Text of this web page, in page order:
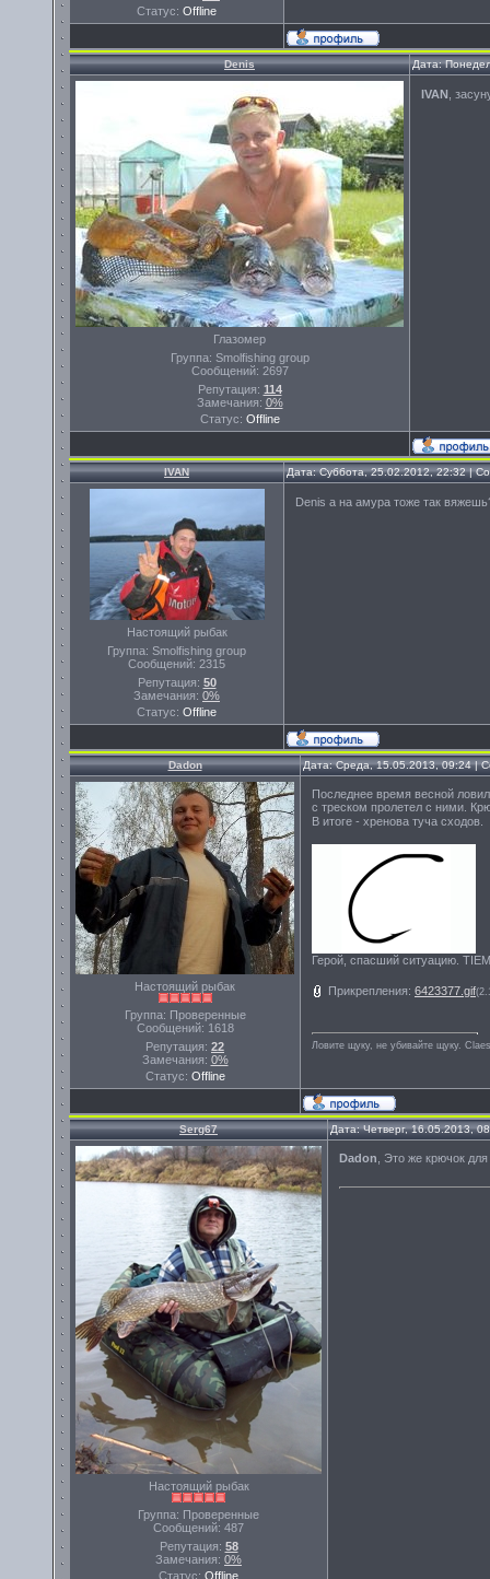
Статус: Offline
Denis Дата:
Глазомер
Группа: Smolfishing group
Сообщений: 2697
Репутация: 114
Замечания: 0%
Статус: Offline
IVAN ,
IVAN Дата: Суббота, 25.02.2012, 22:32 |
Настоящий рыбак
Группа: Smolfishing group
Сообщений: 2315
Репутация: 50
Замечания: 0%
Статус: Offline
Denis а на амура тоже так
Dadon Дата: Среда, 15.05.2013, 09:24 |
Настоящий рыбак
Группа: Проверенные
Сообщений: 1618
Репутация: 22
Замечания: 0%
Статус: Offline
Последнее время весной
с треском пролетел с ними.
В итоге - хренова туча сходов.
Герой, спасший ситуацию.
Прикрепления: 6423377.gif
Ловите щуку, не убивайте щуку.
Serg67 Дата: Четверг, 16.05.2013,
Настоящий рыбак
Группа: Проверенные
Сообщений: 487
Репутация: 58
Замечания: 0%
Статус: Offline
Dadon , Это же крючок